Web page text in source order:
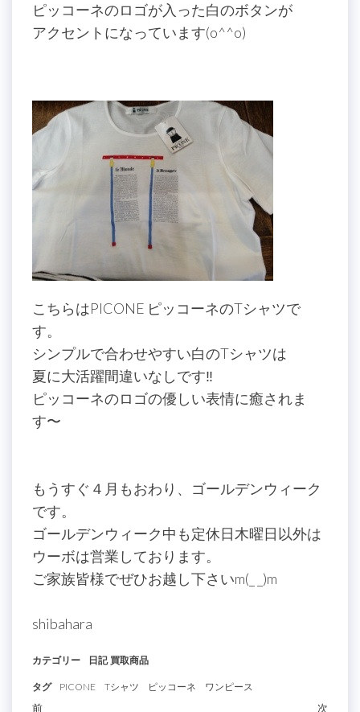
ピッコーネのロゴが入った白のボタンが
アクセントになっています(o^^o)
こちらはPICONE ピッコーネのTシャツで
す。
シンプルで合わせやすい白のTシャツは
夏に大活躍間違いなしです‼
ピッコーネのロゴの優しい表情に癒されま
す〜
もうすぐ４月もおわり、ゴールデンウィーク
です。
ゴールデンウィーク中も定休日木曜日以外は
ウーボは営業しております。
ご家族皆様でぜひお越し下さいm(_ _)m
shibahara
カテゴリー 日記 買取商品
タグ PICONE Tシャツ ピッコーネ ワンピース
前 次